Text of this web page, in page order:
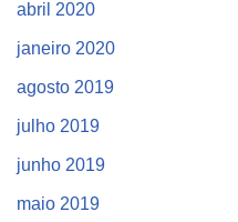
abril 2020
janeiro 2020
agosto 2019
julho 2019
junho 2019
maio 2019